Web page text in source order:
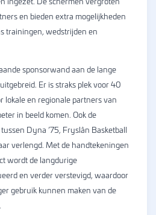
en bieden extra mogelijkheden
trainingen, wedstrijden en
sponsorwand aan de lange
Er is straks plek voor 40
lokale en regionale partners van
in beeld komen. Ook de
Dyna ’75, Fryslân Basketball
verlengd. Met de handtekeningen
wordt de langdurige
en verder verstevigd, waardoor
gebruik kunnen maken van de